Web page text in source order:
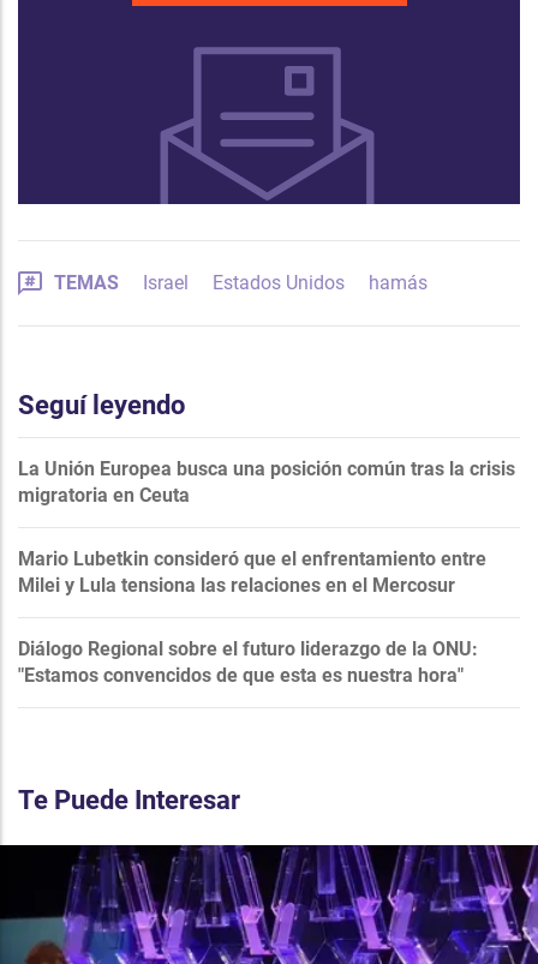
TEMAS Israel Estados Unidos hamás
Seguí leyendo
La Unión Europea busca una posición común tras la crisis
migratoria en Ceuta
Mario Lubetkin consideró que el enfrentamiento entre
Milei y Lula tensiona las relaciones en el Mercosur
Diálogo Regional sobre el futuro liderazgo de la ONU:
"Estamos convencidos de que esta es nuestra hora"
Te Puede Interesar